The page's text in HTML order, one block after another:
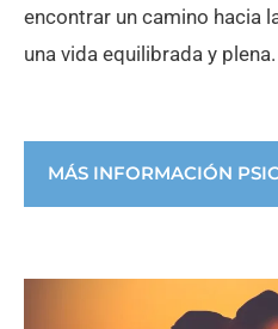
encontrar un camino hacia
una vida equilibrada y plena.
MÁS INFORMACIÓN